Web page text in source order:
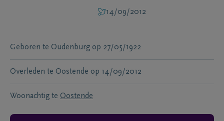
14/09/2012
Geboren te Oudenburg op 27/05/1922
Overleden te Oostende op 14/09/2012
Woonachtig te Oostende